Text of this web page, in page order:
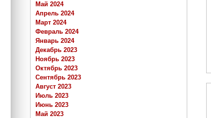
Май 2024
Апрель 2024
Март 2024
Февраль 2024
Январь 2024
Декабрь 2023
Ноябрь 2023
Октябрь 2023
Сентябрь 2023
Август 2023
Июль 2023
Июнь 2023
Май 2023